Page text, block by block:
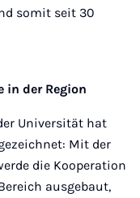
somit seit 30
der Region
Universität hat
Mit der
die Kooperation
ausgebaut,